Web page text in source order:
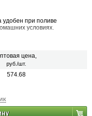
при поливе
условиях.
цена,
руб./шт.
574.68